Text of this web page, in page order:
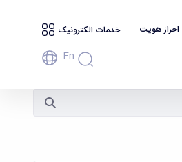
احراز هویت خدمات الکترونیک
En